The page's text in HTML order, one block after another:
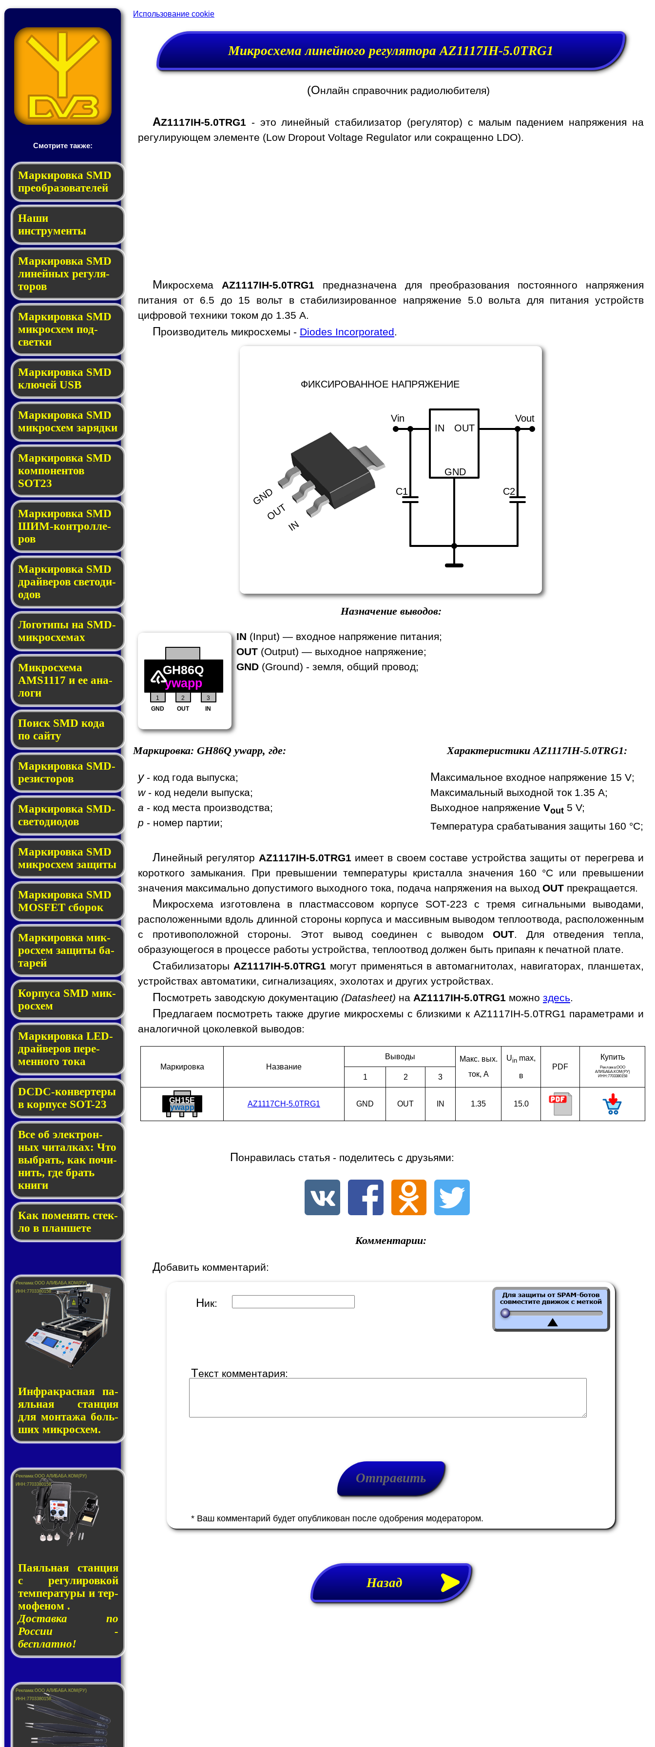
Смотрите также:
Мар­ки­ров­ка SMD
пре­об­ра­зо­ва­те­лей
Наши
инструменты
Маркировка SMD
ли­ней­ных ре­гу­ля­
то­ров
Маркировка SMD
мик­ро­схем под­
свет­ки
Маркировка SMD
клю­чей USB
Маркировка SMD
мик­рос­хем за­ряд­ки
Маркировка SMD
ком­по­нен­тов
SOT23
Маркировка SMD
ШИМ-кон­трол­ле­
ров
Маркировка SMD
драй­ве­ров све­то­ди­
о­дов
Логотипы на SMD-
мик­ро­схе­мах
Микросхема
AMS1117 и ее ана­
ло­ги
Поиск SMD ко­да
по сай­ту
Маркировка SMD-
ре­зис­то­ров
Маркировка SMD-
све­то­дио­дов
Мар­ки­ров­ка SMD
мик­рос­хем защиты
Мар­ки­ров­ка SMD
MOSFET сбо­рок
Мар­ки­ров­ка мик­
ро­схем за­щи­ты ба­
та­рей
Корпуса SMD мик­
ро­схем
Маркировка LED-
драй­ве­ров пе­ре­
мен­но­го то­ка
DCDC-кон­вер­те­ры
в кор­пу­се SOT-23
Все об элек­трон­
ных чи­тал­ках: Что
выб­рать, как по­чи­
нить, где брать
кни­ги
Как по­ме­нять стек­
ло в планшете
Инфракрасная па­
яль­ная стан­ция
для мон­та­жа боль­
ших ми­кро­схем.
Паяльная стан­ция
с ре­гу­ли­ров­кой
тем­пе­ра­ту­ры и тер­
мо­фе­ном .
Доставка по
России -
бесплатно!
Использование cookie
Микросхема линейного регулятора AZ1117IH-5.0TRG1
(Онлайн справочник радиолюбителя)
AZ1117IH-5.0TRG1 - это линейный стабилизатор (регулятор) с малым падением напряжения на
регулирующем элементе (Low Dropout Voltage Regulator или сокращенно LDO).
Микросхема AZ1117IH-5.0TRG1предназначена для преобразования постоянного напряжения
питания от 6.5 до 15 вольт в стабилизированное напряжение 5.0 вольта для питания устройств
цифровой техники током до 1.35 A.
Производитель микросхемы - Diodes Incorporated.
Vin Vout
GND
OUT
IN
IN OUT
GND
C1
C2
ФИКСИРОВАННОЕ НАПРЯЖЕНИЕ
Назначение выводов:
1 2
3
GND
OUT IN
GH86Q
ywapp
IN (Input) — входное напряжение питания;
OUT (Output) — выходное напряжение;
GND (Ground) - земля, общий провод;
Маркировка: GH86Q ywapp, где:
y- код года выпуска;
w- код недели выпуска;
a - код места производства;
p - номер партии;
Характеристики AZ1117IH-5.0TRG1:
Максимальное входное напряжение 15 V;
Максимальный выходной ток 1.35 A;
Выходное напряжение Vout 5 V;
Температура срабатывания защиты 160 °С;
Линейный регулятор AZ1117IH-5.0TRG1имеет в своем составе устройства защиты от перегрева и
короткого замыкания. При превышении температуры кристалла значения 160 °С или превышении
значения максимально допустимого выходного тока, подача напряжения на выход OUT прекращается.
Микросхема изготовлена в пластмассовом корпусе SOT-223 с тремя сигнальными выводами,
расположенными вдоль длинной стороны корпуса и массивным выводом теплоотвода, расположенным
с противоположной стороны. Этот вывод соединен с выводомOUT. Для отведения тепла,
образующегося в процессе работы устройства, теплоотвод должен быть припаян к печатной плате.
Стабилизаторы AZ1117IH-5.0TRG1 могут применяться в автомагнитолах, навигаторах, планшетах,
устройствах автоматики, сигнализациях, эхолотах и других устройствах.
Посмотреть заводскую документацию (Datasheet) на AZ1117IH-5.0TRG1 можно здесь
Предлагаем посмотреть также другие микросхемы с близкими к AZ1117IH-5.0TRG1 параметрами и
аналогичной цоколевкой выводов:
Мар­ки­ров­ка Наз­ва­ние
Выводы
Макс. вых.
ток, A
Uin max,
в
PDF
Ку­пить
1 2 3
GH15E
ywapp
AZ1117CH-5.0TRG1 GND OUT IN 1.35 15.0
Понравилась статья - поделитесь с друзьями:
Комментарии:
Добавить комментарий:
Ник:
Текст комментария:
* Ваш комментарий будет опубликован после одобрения модератором.
Назад